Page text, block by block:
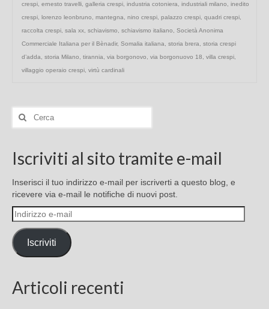
crespi ernesto travelli galleria crespi industria cotoniera industriali milano
inedito
crespi lorenzo leonbruno mantegna nino crespi palazzo crespi quadri crespi
raccolta crespi sala xx schiavismo schiavismo italiano
Società Anonima
Commerciale Italiana per il Bènadir, Somalia italiana storia brera
storia crespi
d’adda
storia Milano tirannia via borgonovo via borgonuovo 18 villa crespi
villaggio operaio crespi virtù cardinali
Cerca:
Iscriviti al sito tramite e-mail
Inserisci il tuo indirizzo e-mail per iscriverti a questo blog, e
ricevere via e-mail le notifiche di nuovi post.
Indirizzo
e-
mail
Iscriviti
Articoli recenti